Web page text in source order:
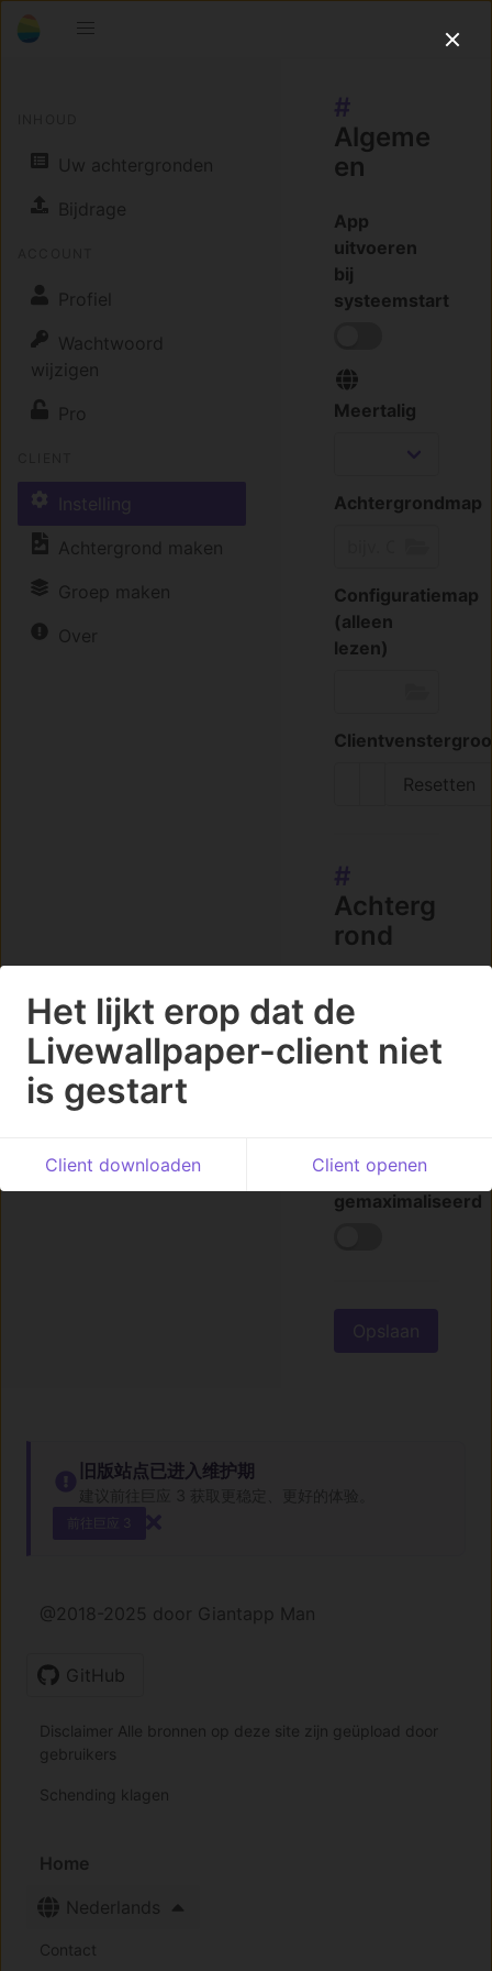
Uw achtergronden
Bijdrage
Profiel
Wachtwoord
wijzigen
Pro
Instelling
Achtergrond maken
Groep maken
Over
#
Algeme
en
App
uitvoeren
bij
systeemstart
Meertalig
Achtergrondmap
Configuratiemap
(alleen
lezen)
Resetten
#
Achterg
rond
stop de
achtergrond
van alle
is
gemaximaliseerd
Opslaan
旧版站点已进入维护期
前往巨应 3
@2018-2025 door Giantapp Man
GitHub
Disclaimer Alle bronnen op deze site zijn geüpload door
gebruikers
Schending klagen
Home
Nederlands
Contact
Het lijkt erop dat de
Livewallpaper-client niet
is gestart
Client downloaden Client openen